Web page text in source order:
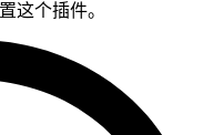
这个插件。